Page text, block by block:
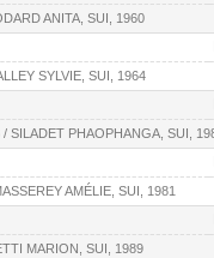
ANITA, SUI, 1960
SYLVIE, SUI, 1964
SILADET PHAOPHANGA, SUI,
AMÉLIE, SUI, 1981
MARION, SUI, 1989